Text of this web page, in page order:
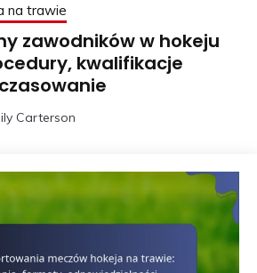
na trawie
zawodników w hokeju
kwalifikacje
Carterson